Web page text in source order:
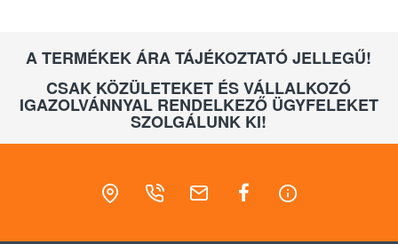
A TERMÉKEK ÁRA TÁJÉKOZTATÓ JELLEGŰ!
CSAK KÖZÜLETEKET ÉS VÁLLALKOZÓ
IGAZOLVÁNNYAL RENDELKEZŐ ÜGYFELEKET
SZOLGÁLUNK KI!